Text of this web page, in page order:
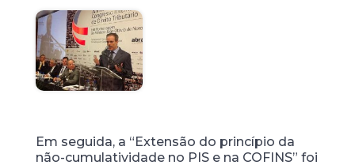
Em seguida, a “Extensão do princípio da
não-cumulatividade no PIS e na COFINS” foi